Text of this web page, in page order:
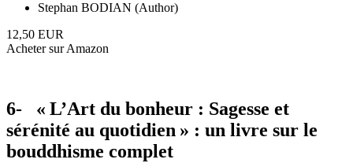
Stephan BODIAN (Author)
12,50 EUR
Acheter sur Amazon
6- « L’Art du bonheur : Sagesse et
sérénité au quotidien » : un livre sur le
bouddhisme complet